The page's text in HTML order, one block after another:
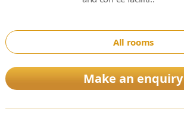
All rooms
Make an enquiry